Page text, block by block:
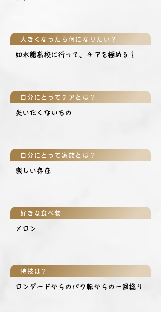
大きくなったら何になりたい？
如水館高校に行って、チアを極める！
自分にとってチアとは？
失いたくないもの
自分にとって家族とは？
楽しい存在
好きな食べ物
メロン
特技は？
ロンダードからのバク転からの一回捻り